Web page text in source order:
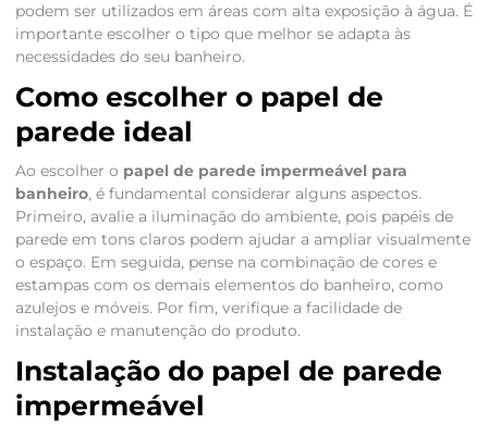
podem ser utilizados em áreas com alta exposição à água. É
importante escolher o tipo que melhor se adapta às
necessidades do seu banheiro.
Como escolher o papel de
parede ideal
Ao escolher o papel de parede impermeável para
banheiro, é fundamental considerar alguns aspectos.
Primeiro, avalie a iluminação do ambiente, pois papéis de
parede em tons claros podem ajudar a ampliar visualmente
o espaço. Em seguida, pense na combinação de cores e
estampas com os demais elementos do banheiro, como
azulejos e móveis. Por fim, verifique a facilidade de
instalação e manutenção do produto.
Instalação do papel de parede
impermeável